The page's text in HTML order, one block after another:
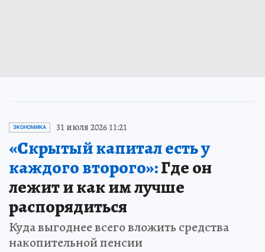
ЭКОНОМИКА 31 июля 2026 11:21
«Скрытый капитал есть у
каждого второго»:Где он
лежит и как им лучше
распорядиться
Куда выгоднее всего вложить средства
накопительной пенсии